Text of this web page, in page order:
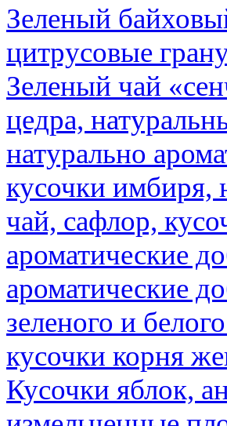
Зеленый
цитрусовые
Зеленый чай
цедра,
натурально
кусочки имбиря,
чай, сафлор,
ароматические
ароматические
зеленого и
кусочки корня
Кусочки яблок,